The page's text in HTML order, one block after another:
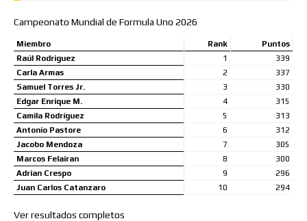
Campeonato Mundial de Formula Uno 2026
Miembro Rank
Puntos
Raúl Rodriguez
1
339
Carla Armas
2
337
Samuel Torres Jr.
3
330
Edgar Enrique M.
4
315
Camila Rodríguez
5
313
Antonio Pastore
6
312
Jacobo Mendoza
7
305
Marcos Felairan
8
300
Adrian Crespo
9
296
Juan Carlos Catanzaro
10 294
Ver resultados completos